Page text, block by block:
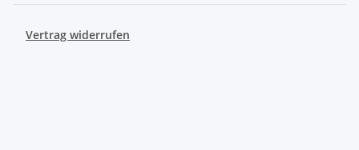
Vertrag widerrufen